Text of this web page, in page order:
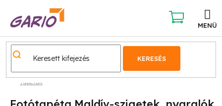
KERESÉS
KOSÁR
Tapéták